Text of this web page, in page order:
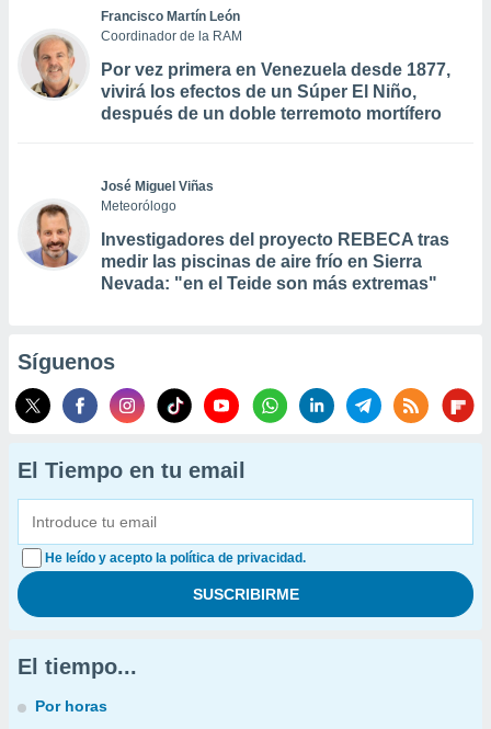
Francisco Martín León
Coordinador de la RAM
Por vez primera en Venezuela desde 1877,
vivirá los efectos de un Súper El Niño,
después de un doble terremoto mortífero
José Miguel Viñas
Meteorólogo
Investigadores del proyecto REBECA tras
medir las piscinas de aire frío en Sierra
Nevada: "en el Teide son más extremas"
Síguenos
El Tiempo en tu email
He leído y acepto la política de privacidad.
El tiempo...
Por horas